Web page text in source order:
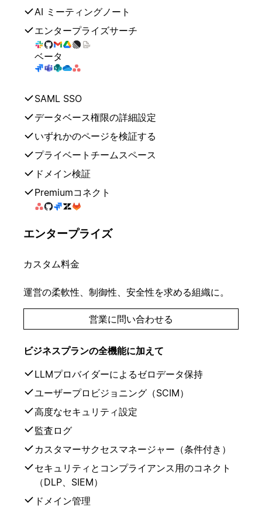
AI ミーティングノート
エンタープライズサーチ
ベータ
SAML SSO
データベース権限の詳細設定
いずれかのページを検証する
プライベートチームスペース
ドメイン検証
Premiumコネクト
エンタープライズ
カスタム料金
運営の柔軟性、制御性、安全性を求める組織に。
営業に問い合わせる
ビジネスプランの全機能に加えて
LLMプロバイダーによるゼロデータ保持
ユーザープロビジョニング（SCIM）
高度なセキュリティ設定
監査ログ
カスタマーサクセスマネージャー（条件付き）
セキュリティとコンプライアンス用のコネクト
（DLP、SIEM）
ドメイン管理